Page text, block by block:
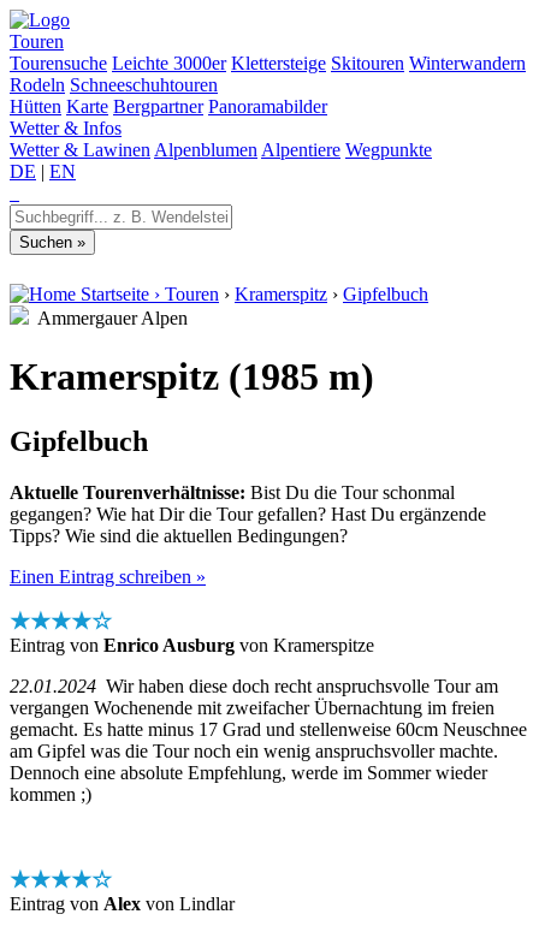
Touren
Tourensuche Leichte 3000er Klettersteige Skitouren Winterwandern
Rodeln Schneeschuhtouren
Hütten Karte Bergpartner Panoramabilder
Wetter & Infos
Wetter & Lawinen Alpenblumen Alpentiere Wegpunkte
DE | EN
Startseite › Touren › Kramerspitz › Gipfelbuch
Ammergauer Alpen
Kramerspitz (1985 m)
Gipfelbuch
Aktuelle Tourenverhältnisse: Bist Du die Tour schonmal
gegangen? Wie hat Dir die Tour gefallen? Hast Du ergänzende
Tipps? Wie sind die aktuellen Bedingungen?
Einen Eintrag schreiben »
★★★★☆
Eintrag von Enrico Ausburg von Kramerspitze
22.01.2024 Wir haben diese doch recht anspruchsvolle Tour am
vergangen Wochenende mit zweifacher Übernachtung im freien
gemacht. Es hatte minus 17 Grad und stellenweise 60cm Neuschnee
am Gipfel was die Tour noch ein wenig anspruchsvoller machte.
Dennoch eine absolute Empfehlung, werde im Sommer wieder
kommen ;)
★★★★☆
Eintrag von Alex von Lindlar